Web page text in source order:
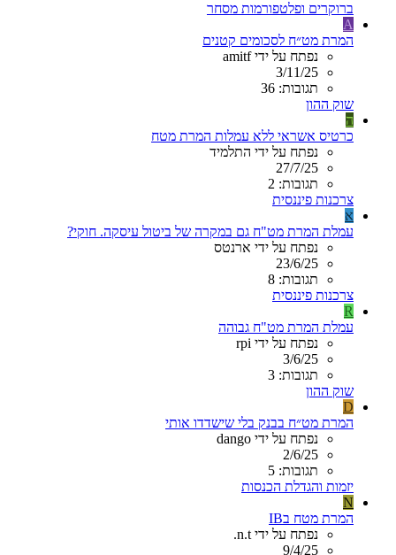
ברוקרים ופלטפורמות מסחר
A
המרת מט״ח לסכומים קטנים
נפתח על ידי amitf
3/11/25
תגובות: 36
שוק ההון
ה
כרטיס אשראי ללא עמלות המרת מטח
נפתח על ידי התלמיד
27/7/25
תגובות: 2
צרכנות פיננסית
א
עמלת המרת מט"ח גם במקרה של ביטול עיסקה. חוקי?
נפתח על ידי ארנטס
23/6/25
תגובות: 8
צרכנות פיננסית
R
עמלת המרת מט"ח גבוהה
נפתח על ידי rpi
3/6/25
תגובות: 3
שוק ההון
D
המרת מט״ח בבנק בלי שישדדו אותי
נפתח על ידי dango
2/6/25
תגובות: 5
יזמות והגדלת הכנסות
N
המרת מטח בIB
נפתח על ידי n.t.
9/4/25